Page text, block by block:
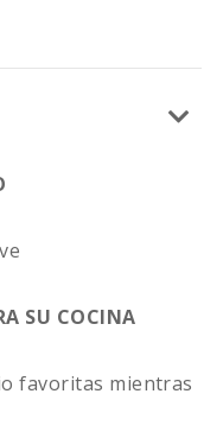
SU COCINA
favoritas mientras